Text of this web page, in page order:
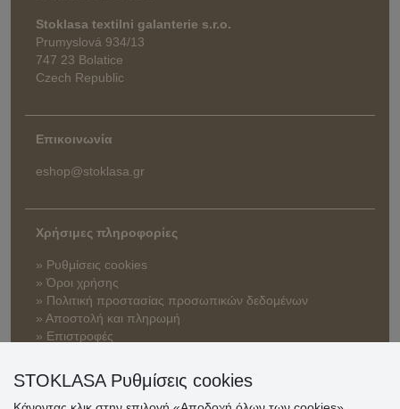
Stoklasa textilni galanterie s.r.o.
Prumyslová 934/13
747 23 Bolatice
Czech Republic
Επικοινωνία
eshop@stoklasa.gr
Χρήσιμες πληροφορίες
» Ρυθμίσεις cookies
» Όροι χρήσης
» Πολιτική προστασίας προσωπικών δεδομένων
» Αποστολή και πληρωμή
» Επιστροφές
STOKLASA Ρυθμίσεις cookies